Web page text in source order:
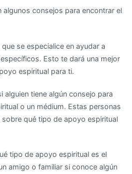
algunos consejos para encontrar el
se especialice en ayudar a
Esto te dará una mejor
espiritual para ti.
alguien tiene algún consejo para
o un médium. Estas personas
qué tipo de apoyo espiritual
tipo de apoyo espiritual es el
amigo o familiar si conoce algún